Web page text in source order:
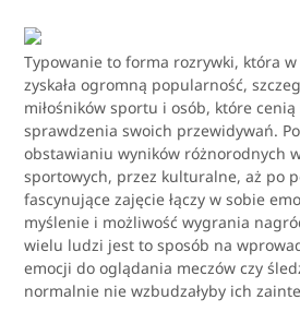
Typowanie to forma rozrywki, która
zyskała ogromną popularność,
miłośników sportu i osób, które
sprawdzenia swoich przewidywań.
obstawianiu wyników różnorodnych
sportowych, przez kulturalne, aż po
fascynujące zajęcie łączy w sobie
myślenie i możliwość wygrania
wielu ludzi jest to sposób na
emocji do oglądania meczów czy
normalnie nie wzbudzałyby ich